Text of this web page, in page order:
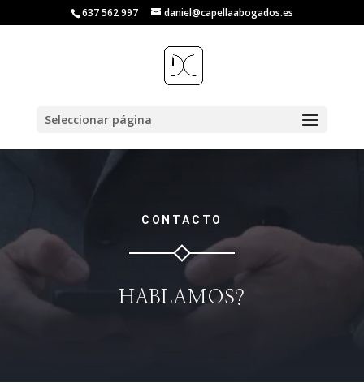
637 562 997 daniel@capellaabogados.es
Seleccionar página
CONTACTO
HABLAMOS?